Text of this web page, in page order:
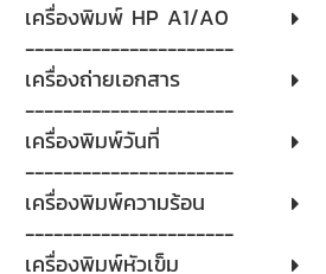
เครื่องพิมพ์ HP A1/A0
----------------------
เครื่องถ่ายเอกสาร
----------------------
เครื่องพิมพ์วันที่
----------------------
เครื่องพิมพ์ความร้อน
----------------------
เครื่องพิมพ์หัวเข็ม